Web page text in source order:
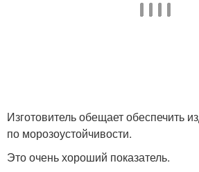
Изготовитель обещает обеспечить
по морозоустойчивости.
Это очень хороший показатель.